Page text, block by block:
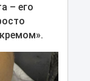
– его